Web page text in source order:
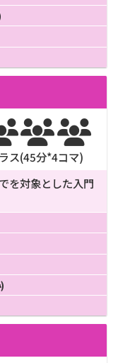
24週間
2,398,000
20週間
1,910,000
24週間
2,290,000
20週間
1,845,000
24週間
2,212,000
20週間
1,825,000
24週間
2,188,000
20週間
1,730,000
16週間
1,342,000
24週間
2,008,000

ス(45分*4コマ)
を対象とした入門
20週間
2,210,000
24週間
2,650,000
20週間
2,145,000
24週間
2,572,000
20週間
1,990,000
24週間
2,386,000
20週間
1,885,000
16週間
1,478,000
24週間
2,212,000